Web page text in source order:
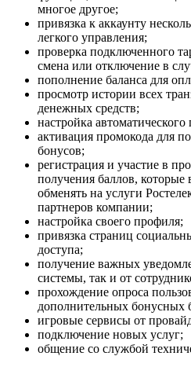
многое другое;
привязка к аккаунту
легкого управления;
проверка подключенного
смена или отключение в
пополнение баланса для
просмотр истории всех
денежных средств;
настройка автоматического
активация промокода для
бонусов;
регистрация и участие в
получения баллов,
обменять на услуги
партнеров компании;
настройка своего профиля;
привязка страниц
доступа;
получение важных
системы, так и от
прохождение опроса
дополнительных бонусных
игровые сервисы от
подключение новых услуг;
общение со службой